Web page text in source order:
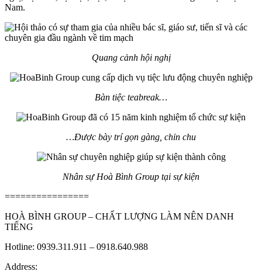
Nam.
Quang cảnh hội nghị
Bàn tiệc teabreak…
…Được bày trí gọn gàng, chỉn chu
Nhân sự Hoà Bình Group tại sự kiện
================
HOÀ BÌNH GROUP – CHẤT LƯỢNG LÀM NÊN DANH
TIẾNG
Hotline: 0939.311.911 – 0918.640.988
Address: